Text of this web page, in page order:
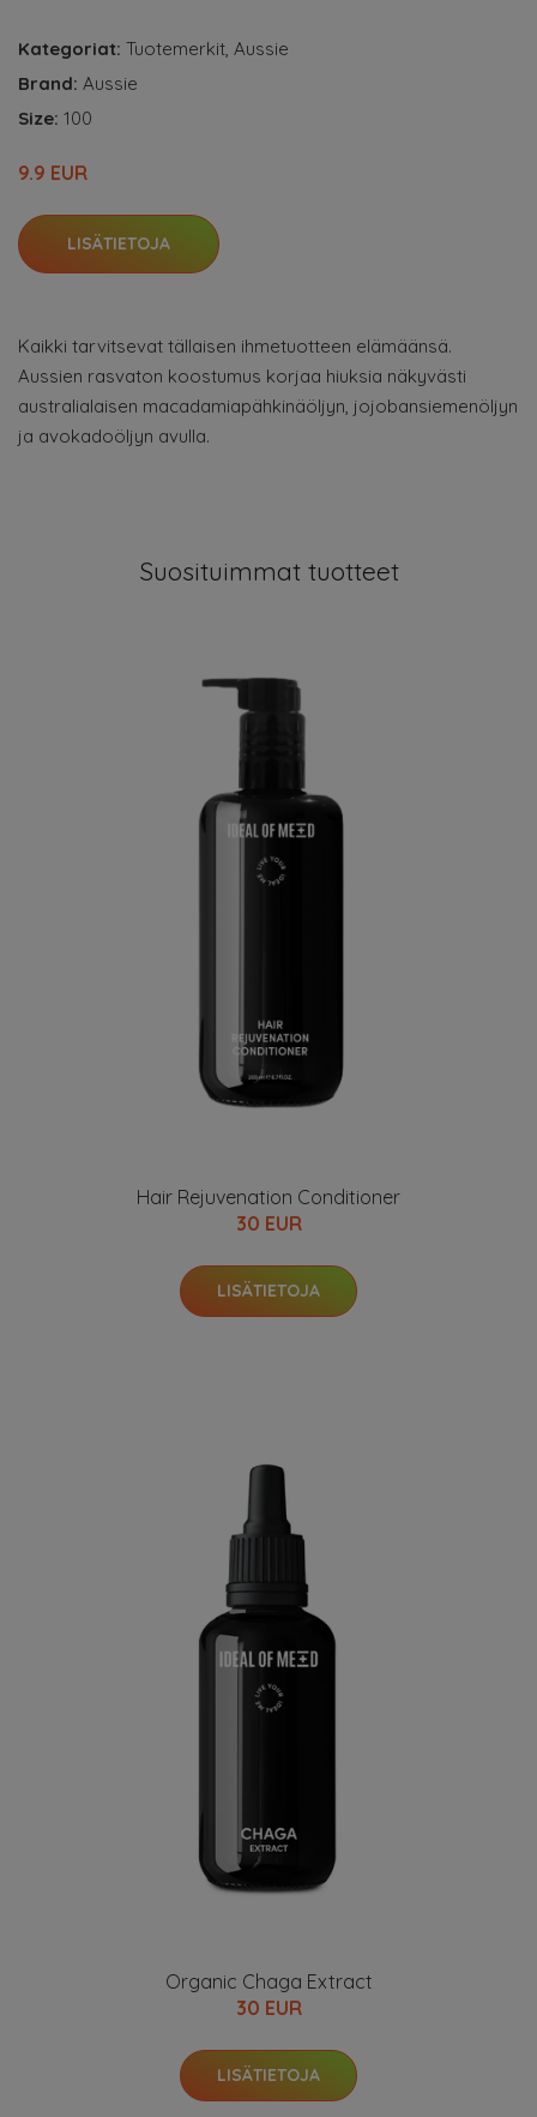
Kategoriat: Tuotemerkit Aussie
Brand: Aussie
Size: 100
9.9 EUR
LISÄTIETOJA
Kaikki tarvitsevat tällaisen ihmetuotteen elämäänsä.
Aussien rasvaton koostumus korjaa hiuksia näkyvästi
australialaisen macadamiapähkinäöljyn, jojobansiemenöljyn
ja avokadoöljyn avulla.
Suosituimmat tuotteet
Hair Rejuvenation Conditioner
30 EUR
LISÄTIETOJA
Organic Chaga Extract
30 EUR
LISÄTIETOJA